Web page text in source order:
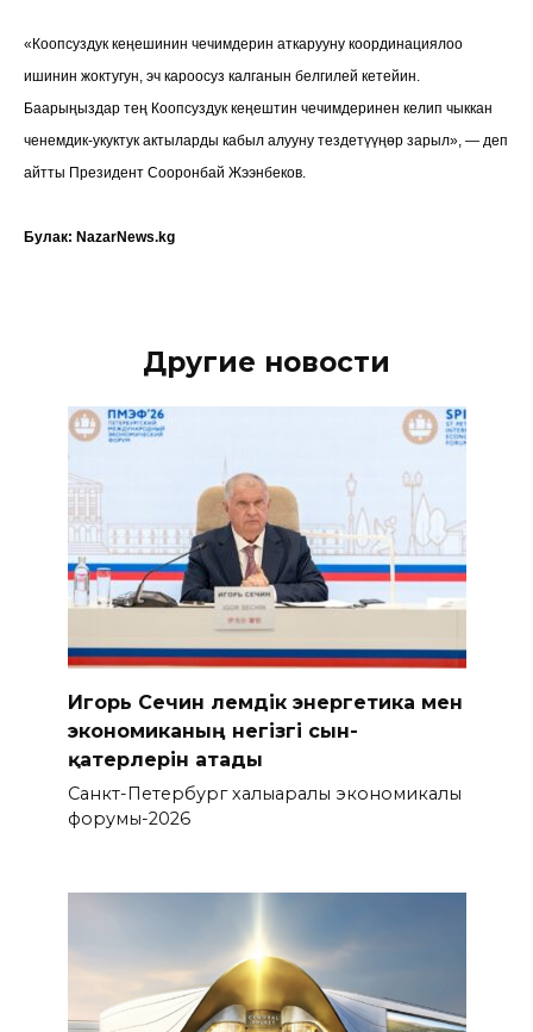
«Коопсуздук кеңешинин чечимдерин аткарууну координациялоо
ишинин жоктугун, эч кароосуз калганын белгилей кетейин.
Баарыңыздар тең Коопсуздук кеңештин чечимдеринен келип чыккан
ченемдик-укуктук актыларды кабыл алууну тездетүүңөр зарыл», — деп
айтты Президент Сооронбай Жээнбеков.
Булак: NazarNews.kg
Другие новости
Игорь Сечин әлемдік энергетика мен
экономиканың негізгі сын-
қатерлерін атады
Санкт-Петербург халықаралық экономикалық
форумы-2026